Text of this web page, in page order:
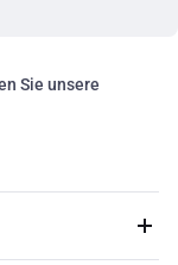
Sie unsere